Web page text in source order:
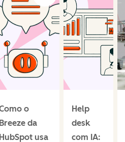
o
da
usa
Help
desk
com IA: